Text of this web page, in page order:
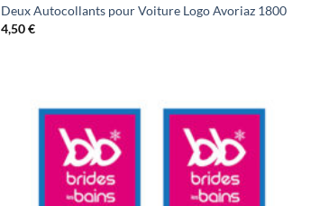
Deux Autocollants pour Voiture Logo Avoriaz 1800
4,50€